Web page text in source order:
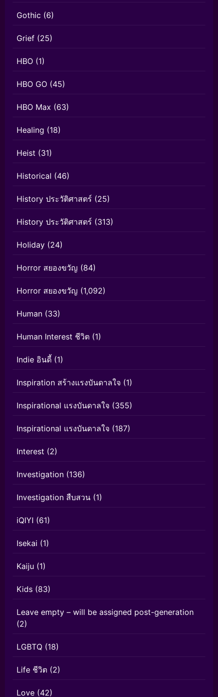
Gothic (6)
Grief (25)
HBO (1)
HBO GO (45)
HBO Max (63)
Healing (18)
Heist (31)
Historical (46)
History ประวัติศาสตร์ (25)
History ประวัติศาสตร์ (313)
Holiday (24)
Horror สยองขวัญ (84)
Horror สยองขวัญ (1,092)
Human (33)
Human Interest ชีวิต (1)
Indie อินดี้ (1)
Inspiration สร้างแรงบันดาลใจ (1)
Inspirational แรงบันดาลใจ (355)
Inspirational แรงบันดาลใจ (187)
Interest (2)
Investigation (136)
Investigation สืบสวน (1)
iQIYI (61)
Isekai (1)
Kaiju (1)
Kids (83)
Leave empty – will be assigned post-generation
(2)
LGBTQ (18)
Life ชีวิต (2)
Love (42)